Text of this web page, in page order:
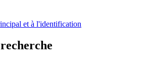
et à l'identification